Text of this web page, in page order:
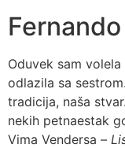
Oduvek sam volela
odlazila sa
tradicija, naša
nekih petnaestak
Vima Vendersa –